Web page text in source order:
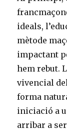
ideals,
mètode
impactant
hem rebut.
vivencial
forma
iniciació a
arribar a